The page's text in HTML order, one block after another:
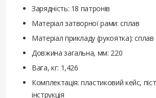
Зарядність: 18 патронів
Матеріал затворної рами: сплав
Матеріал прикладу (рукоятка): сплав
Довжина загальна, мм: 220
Вага, кг: 1,426
Комплектація: пластиковий кейс,
інструкція